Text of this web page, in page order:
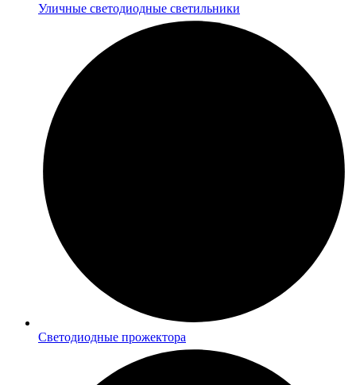
Уличные светодиодные светильники
Светодиодные прожектора